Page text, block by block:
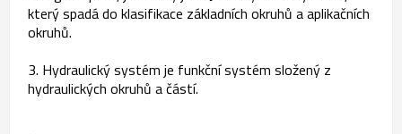
který spadá do klasifikace základních okruhů a aplikačních
okruhů.
3. Hydraulický systém je funkční systém složený z
hydraulických okruhů a částí.